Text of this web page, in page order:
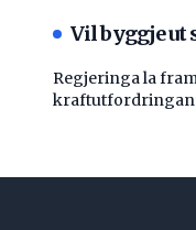
Vil byggje ut
Regjeringa la